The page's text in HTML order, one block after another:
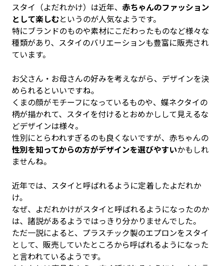
スタイ（よだれかけ）は近年、 赤ちゃんのファッション
として楽しむというのが人気なようです。
特にブランドのものや素材にこだわったものなど様々な
種類があり、スタイのバリエーションも豊富に販売され
ています。
お父さん・お母さんの好みを考えながら、デザインを決
められるといいですね。
くまの顔がモチーフになっているものや、蝶ネクタイの
柄が描かれて、スタイを付けるとおめかしして見えるな
どデザインは様々。
性別にとらわれすぎるのも良くないですが、赤ちゃんの
性別を知ってからの方がデザインを選びやすいかもしれ
ませんね。
近年では、スタイと呼ばれるように定着したよだれか
け。
なぜ、よだれかけがスタイと呼ばれるようになったのか
は、諸説があるようではっきり分かりませんでした。
ただ一説によると、プラスチック製のエプロンをスタイ
として、販売していたところから呼ばれるようになった
と言われているようです。